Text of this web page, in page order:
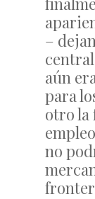
–
aún
para
otro la
no